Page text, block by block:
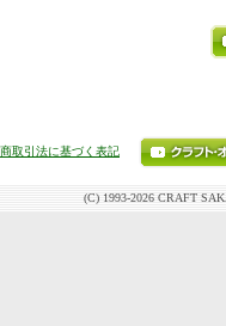
取引法に基づく表記
(C) 1993-2026 CRAFT